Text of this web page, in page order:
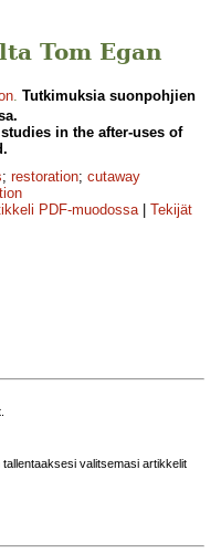
Tom Egan
. Tutkimuksia suonpohjien
in the after-uses of
; restoration; cutaway
PDF-muodossa| Tekijät
valitsemasi artikkelit